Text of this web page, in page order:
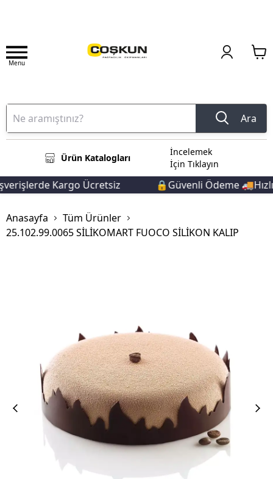
Menu
Ara
Ürün Katalogları
İncelemek
İçin Tıklayın
Kargo Ücretsiz 🔒Güvenli Ödeme
Anasayfa
Tüm Ürünler
25.102.99.0065 SİLİKOMART FUOCO SİLİKON KALIP